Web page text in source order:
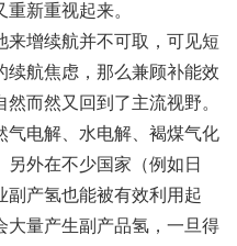
新重视起来。
来增续航并不可取，可见短
续航焦虑，那么兼顾补能效
而然又回到了主流视野。
气电解、水电解、褐煤气化
外在不少国家（例如日
副产氢也能被有效利用起
大量产生副产品氢，一旦得